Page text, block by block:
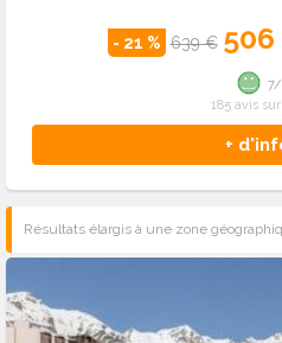
- 21 % 639 €
+
7/
185 avis
Résultats élargis à une zone